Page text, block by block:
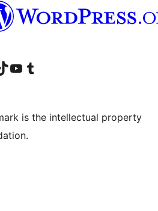
de Instagram
cuenta de LinkedIn
cuenta de TikTok
Visita nuestro canal de YouTube
Visita nuestra cuenta de Tumblr
is the intellectual property